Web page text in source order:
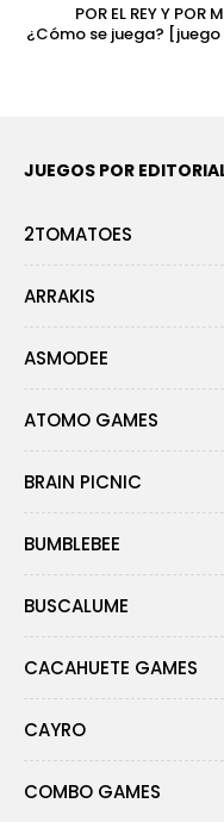
POR EL REY Y
¿Cómo se juega?
JUEGOS POR
2TOMATOES
ARRAKIS
ASMODEE
ATOMO GAMES
BRAIN PICNIC
BUMBLEBEE
BUSCALUME
CACAHUETE GAMES
CAYRO
COMBO GAMES